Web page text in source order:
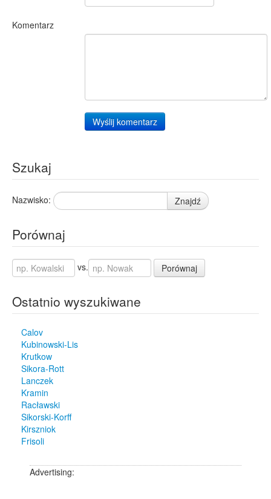
Komentarz
Wyślij komentarz
Szukaj
Nazwisko: Znajdź
Porównaj
vs. Porównaj
Ostatnio wyszukiwane
Calov
Kubinowski-Lis
Krutkow
Sikora-Rott
Lanczek
Kramin
Racławski
Sikorski-Korff
Kirszniok
Frisoli
Advertising: